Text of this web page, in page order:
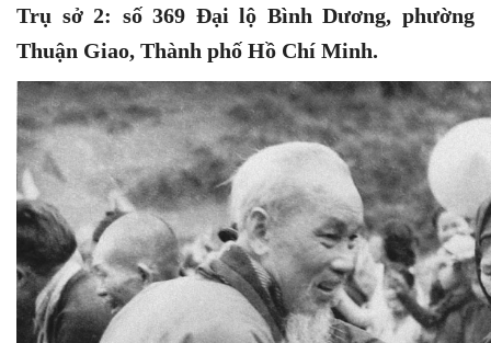
Trụ sở 2: số 369 Đại lộ Bình Dương, phường
Thuận Giao, Thành phố Hồ Chí Minh.